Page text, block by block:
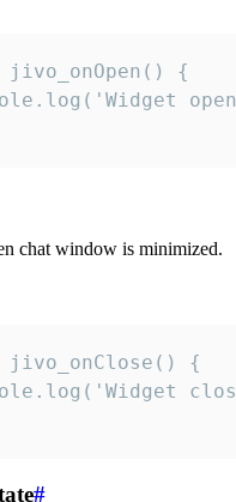
{
chat window is minimized.
jivo_onClose() {
#